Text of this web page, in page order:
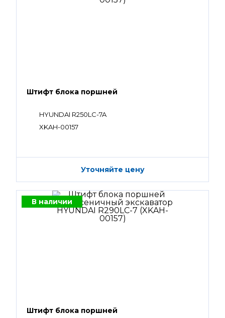
Штифт блока поршней
HYUNDAI R250LC-7A
XKAH-00157
Уточняйте цену
В наличии
Штифт блока поршней